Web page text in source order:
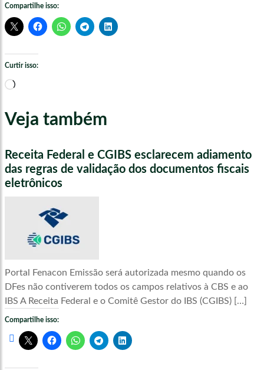
Compartilhe isso:
Curtir isso:
Carregando...
Veja também
Receita Federal e CGIBS esclarecem adiamento
das regras de validação dos documentos fiscais
eletrônicos
Portal Fenacon Emissão será autorizada mesmo quando os
DFes não contiverem todos os campos relativos à CBS e ao
IBS A Receita Federal e o Comitê Gestor do IBS (CGIBS) […]
Compartilhe isso: